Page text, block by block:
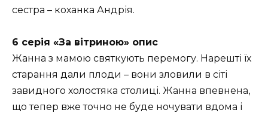
сестра – коханка Андрія.
6 серія «За вітриною» опис
Жанна з мамою святкують перемогу. Нарешті їх
старання дали плоди – вони зловили в сіті
завидного холостяка столиці. Жанна впевнена,
що тепер вже точно не буде ночувати вдома і